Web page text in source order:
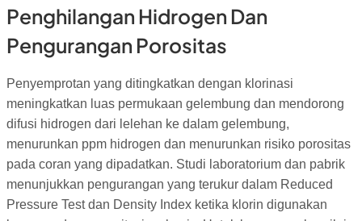
Penghilangan Hidrogen Dan
Pengurangan Porositas
Penyemprotan yang ditingkatkan dengan klorinasi
meningkatkan luas permukaan gelembung dan mendorong
difusi hidrogen dari lelehan ke dalam gelembung,
menurunkan ppm hidrogen dan menurunkan risiko porositas
pada coran yang dipadatkan. Studi laboratorium dan pabrik
menunjukkan pengurangan yang terukur dalam Reduced
Pressure Test dan Density Index ketika klorin digunakan